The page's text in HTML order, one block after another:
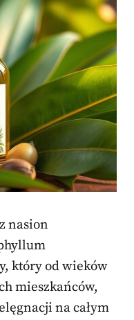
nasion
który od wieków
mieszkańców,
na całym